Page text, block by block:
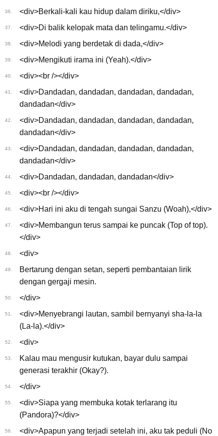
36. <div>Berkali-kali kau hidup dalam diriku,</div>
37. <div>Di balik kelopak mata dan telingamu.</div>
38. <div>Melodi yang berdetak di dada,</div>
39. <div>Mengikuti irama ini (Yeah).</div>
40. <div><br /></div>
41.
<div>Dandadan, dandadan, dandadan, dandadan,
dandadan</div>
42.
<div>Dandadan, dandadan, dandadan, dandadan,
dandadan</div>
43.
<div>Dandadan, dandadan, dandadan, dandadan,
dandadan</div>
44. <div>Dandadan, dandadan, dandadan</div>
45. <div><br /></div>
46. <div>Hari ini aku di tengah sungai Sanzu (Woah),</div>
47.
<div>Membangun terus sampai ke puncak (Top of top).
</div>
48. <div>
49.
Bertarung dengan setan, seperti pembantaian lirik
dengan gergaji mesin.
50. </div>
51.
<div>Menyebrangi lautan, sambil bernyanyi sha-la-la
(La-la).</div>
52. <div>
53.
Kalau mau mengusir kutukan, bayar dulu sampai
generasi terakhir (Okay?).
54. </div>
55.
<div>Siapa yang membuka kotak terlarang itu
(Pandora)?</div>
56. <div>Apapun yang terjadi setelah ini, aku tak peduli (No